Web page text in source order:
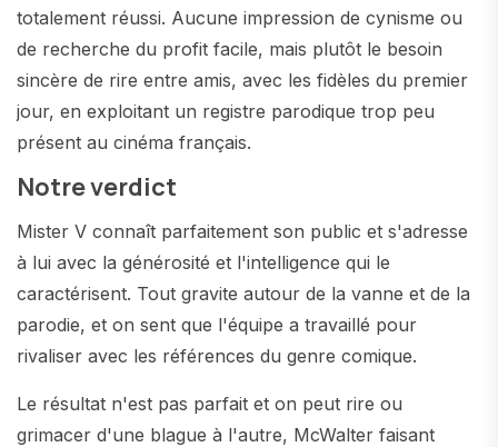
totalement réussi. Aucune impression de cynisme ou
de recherche du profit facile, mais plutôt le besoin
sincère de rire entre amis, avec les fidèles du premier
jour, en exploitant un registre parodique trop peu
présent au cinéma français.
Notre verdict
Mister V connaît parfaitement son public et s'adresse
à lui avec la générosité et l'intelligence qui le
caractérisent. Tout gravite autour de la vanne et de la
parodie, et on sent que l'équipe a travaillé pour
rivaliser avec les références du genre comique.
Le résultat n'est pas parfait et on peut rire ou
grimacer d'une blague à l'autre, McWalter faisant